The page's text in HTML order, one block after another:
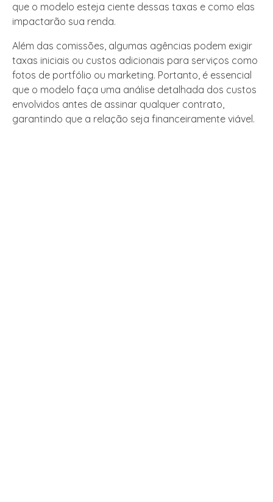
que o modelo esteja ciente dessas taxas e como elas
impactarão sua renda.
Além das comissões, algumas agências podem exigir
taxas iniciais ou custos adicionais para serviços como
fotos de portfólio ou marketing. Portanto, é essencial
que o modelo faça uma análise detalhada dos custos
envolvidos antes de assinar qualquer contrato,
garantindo que a relação seja financeiramente viável.